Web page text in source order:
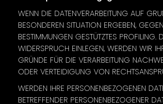
WENN DIE DATENVERARBEITUNG AUF
BESONDEREN SITUATION ERGEBEN,
BESTIMMUNGEN GESTÜTZTES PROFILING.
WIDERSPRUCH EINLEGEN, WERDEN WIR
GRÜNDE FÜR DIE VERARBEITUNG
ODER VERTEIDIGUNG VON
WERDEN IHRE PERSONENBEZOGENEN
BETREFFENDER PERSONENBEZOGENER